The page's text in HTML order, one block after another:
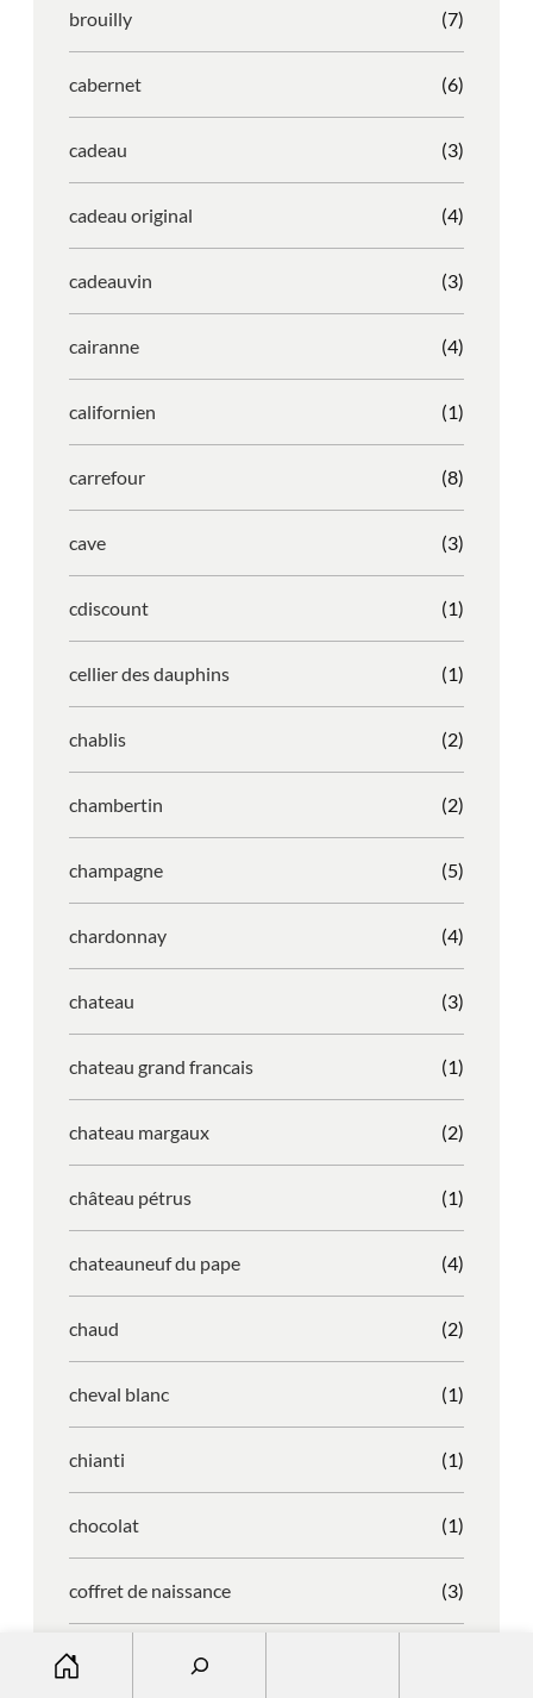
brouilly (7)
cabernet (6)
cadeau (3)
cadeau original (4)
cadeauvin (3)
cairanne (4)
californien (1)
carrefour (8)
cave (3)
cdiscount (1)
cellier des dauphins (1)
chablis (2)
chambertin (2)
champagne (5)
chardonnay (4)
chateau (3)
chateau grand francais (1)
chateau margaux (2)
château pétrus (1)
chateauneuf du pape (4)
chaud (2)
cheval blanc (1)
chianti (1)
chocolat (1)
coffret de naissance (3)
coffret naissance